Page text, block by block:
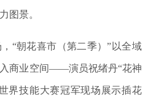
图景。
朝花喜市（第二季）”以全域
商业空间——演员祝绪丹“花神
界技能大赛冠军现场展示插花